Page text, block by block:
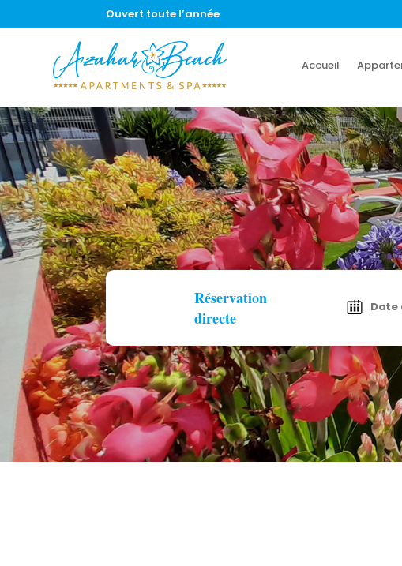
Ouvert toute l’année
Accueil
Réservation
directe